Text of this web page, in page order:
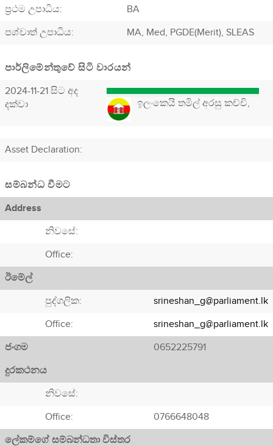
ප්‍රථම උපාධිය:
BA
පශ්චාත් උපාධිය:
MA, Med, PGDE(Merit), SLEAS
පාර්ලිමේන්තුවේ සිටි වාරයන්
2024-11-21 සිට අද
දක්වා
ඉලංකෙයි තමිල් අරසු කච්චි,
Asset Declaration:
සම්බන්ධ වීමට
Address
නිවසේ:
Office:
ඊමේල්
පුද්ගලික:
srineshan_g@parliament.lk
Office:
srineshan_g@parliament.lk
ජංගම
0652225791
දුරකථනය
නිවසේ:
Office:
0766648048
ලේකම්ගේ සම්බන්ධතා විස්තර